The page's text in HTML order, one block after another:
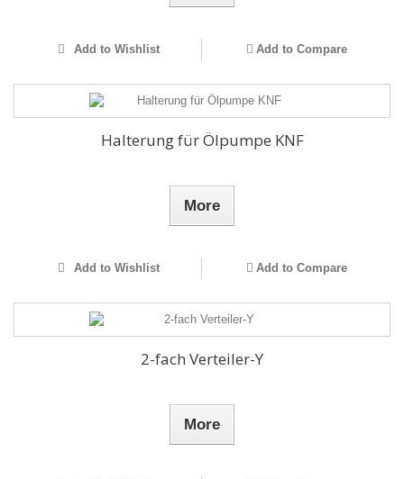
Add to Wishlist Add to Compare
Halterung für Ölpumpe KNF
More
Add to Wishlist Add to Compare
2-fach Verteiler-Y
More